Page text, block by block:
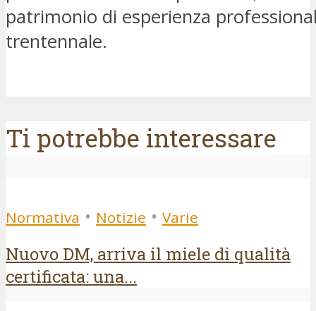
patrimonio di esperienza
trentennale.
Ti potrebbe interessare
Normativa • Notizie • Varie
Nuovo DM, arriva il miele di qualità
certificata: una...